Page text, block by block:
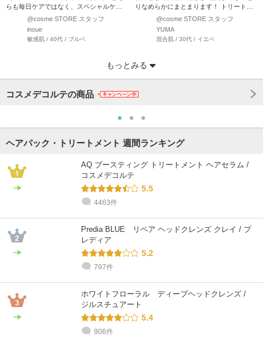
らも毎日ケアではなく、スペシャルケア
となります！ と…
@cosme STORE スタッフ
inoue
敏感肌 / 40代 / ブルベ
りなめらかにまとまります！ トリートメ
ントの前に使用する…
@cosme STORE スタッフ
YUMA
混合肌 / 30代 / イエベ
@cosme STORE スタッフ
乾燥肌 / 40代 / イエベ 乾燥肌 / ～20代 / イエベ
@cosme STORE スタッフ
普通肌 / 40代 / イエベ 乾燥肌 / 30代 / イエベ
@cosme STORE スタッフ
乾燥肌 / 30代 / ブルベ 敏感肌 / ～20代 / イエベ
もっとみる
コスメデコルテの商品
ヘアパック・トリートメント 週間ランキング
AQ ブースティング トリートメント ヘアセラム /
コスメデコルテ
5.5
4463件
Predia BLUE リペア ヘッドクレンズ クレイ / プ
レディア
5.2
797件
ホワイトフローラル ディープヘッドクレンズ /
ジルスチュアート
5.4
906件